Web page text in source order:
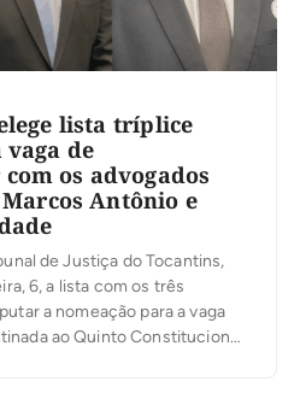
lista tríplice
de
os advogados
Antônio e
de Justiça do Tocantins,
6, a lista com os três
a nomeação para a vaga
ao Quinto Constitucional.